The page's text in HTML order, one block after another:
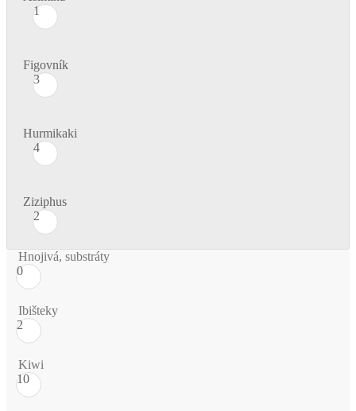
1
Figovník
3
Hurmikaki
4
Ziziphus
2
Hnojivá, substráty
0
Ibišteky
2
Kiwi
10